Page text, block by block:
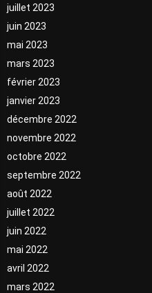
juillet 2023
juin 2023
mai 2023
mars 2023
février 2023
janvier 2023
décembre 2022
novembre 2022
octobre 2022
septembre 2022
août 2022
juillet 2022
juin 2022
mai 2022
avril 2022
mars 2022